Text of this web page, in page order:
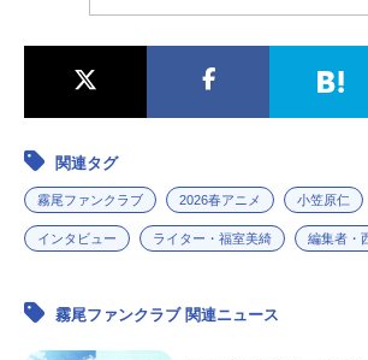
関連タグ
霧尾ファンクラブ 2026春アニメ 小笠原仁
インタビュー ライター・福室美綺 編集者・
霧尾ファンクラブ 関連ニュース